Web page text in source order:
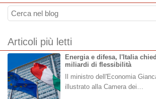
Articoli più letti
Energia e difesa, l'Italia
miliardi di flessibilità
Il ministro dell'Economia
illustrato alla Camera dei…